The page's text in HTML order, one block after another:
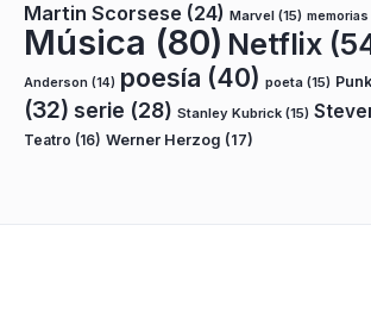
Martin Scorsese (24) Marvel (15) memorias
Música (80) Netflix
Anderson (14) poesía (40) poeta (15) Punk
(32) serie (28) Stanley Kubrick (15)
Teatro (16) Werner Herzog (17)